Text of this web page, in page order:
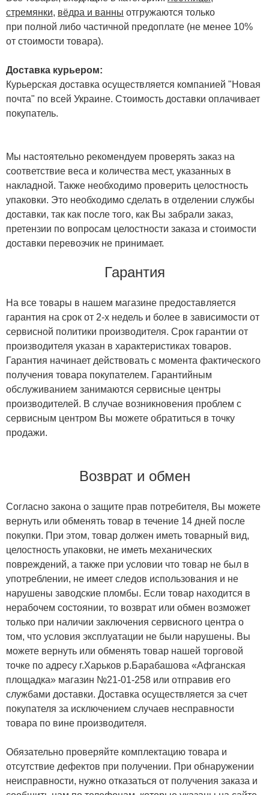
стремянки, вёдра и ванны отгружаются только
при полной либо частичной предоплате (не менее 10%
от стоимости товара).
Доставка курьером:
Курьерская доставка осуществляется компанией "Новая
почта" по всей Украине. Стоимость доставки оплачивает
покупатель.
Мы настоятельно рекомендуем проверять заказ на
соответствие веса и количества мест, указанных в
накладной. Также необходимо проверить целостность
упаковки. Это необходимо сделать в отделении службы
доставки, так как после того, как Вы забрали заказ,
претензии по вопросам целостности заказа и стоимости
доставки перевозчик не принимает.
Гарантия
На все товары в нашем магазине предоставляется
гарантия на срок от 2-х недель и более в зависимости от
сервисной политики производителя. Срок гарантии от
производителя указан в характеристиках товаров.
Гарантия начинает действовать с момента фактического
получения товара покупателем. Гарантийным
обслуживанием занимаются сервисные центры
производителей. В случае возникновения проблем с
сервисным центром Вы можете обратиться в точку
продажи.
Возврат и обмен
Согласно закона о защите прав потребителя, Вы можете
вернуть или обменять товар в течение 14 дней после
покупки. При этом, товар должен иметь товарный вид,
целостность упаковки, не иметь механических
повреждений, а также при условии что товар не был в
употреблении, не имеет следов использования и не
нарушены заводские пломбы. Если товар находится в
нерабочем состоянии, то возврат или обмен возможет
только при наличии заключения сервисного центра о
том, что условия эксплуатации не были нарушены. Вы
можете вернуть или обменять товар нашей торговой
точке по адресу г.Харьков р.Барабашова «Афганская
площадка» магазин №21-01-258 или отправив его
службами доставки. Доставка осуществляется за счет
покупателя за исключением случаев несправности
товара по вине производителя.
Обязательно проверяйте комплектацию товара и
отсутствие дефектов при получении. При обнаружении
неисправности, нужно отказаться от получения заказа и